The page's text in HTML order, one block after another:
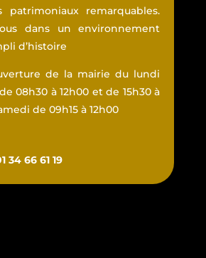
patrimoniaux remarquables.
dans un environnement
d’histoire
de la mairie du lundi
08h30 à 12h00 et de 15h30 à
de 09h15 à 12h00
34 66 61 19